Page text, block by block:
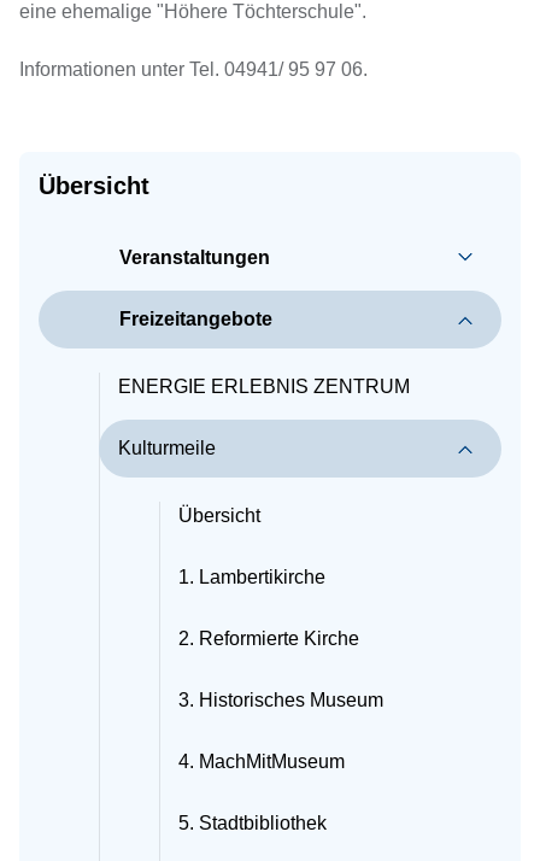
eine ehemalige "Höhere Töchterschule".
Informationen unter Tel. 04941/ 95 97 06.
Übersicht
Veranstaltungen
Freizeitangebote
ENERGIE ERLEBNIS ZENTRUM
Kulturmeile
Übersicht
1. Lambertikirche
2. Reformierte Kirche
3. Historisches Museum
4. MachMitMuseum
5. Stadtbibliothek